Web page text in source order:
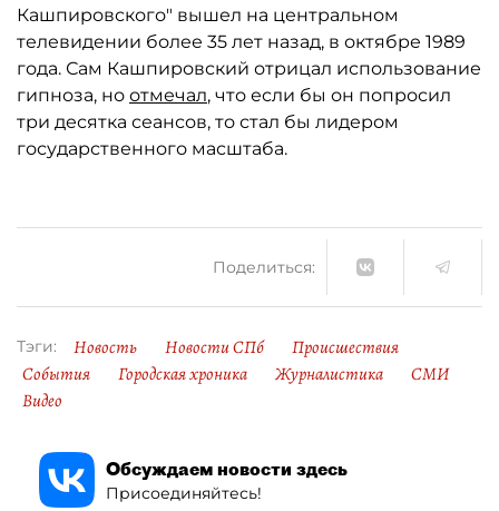
Кашпировского" вышел на центральном
телевидении более 35 лет назад, в октябре 1989
года. Сам Кашпировский отрицал использование
гипноза, но отмечал, что если бы он попросил
три десятка сеансов, то стал бы лидером
государственного масштаба.
Поделиться:
Тэги: Новость Новости СПб
Происшествия
События
Городская хроника Журналистика
СМИ
Видео
Обсуждаем новости здесь
Присоединяйтесь!